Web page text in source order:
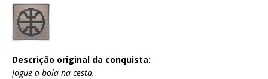
Descrição original da conquista:
Jogue a bola na cesta.